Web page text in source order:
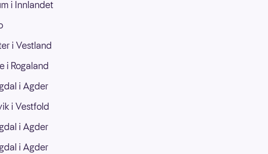
i Innlandet
i Vestland
i Rogaland
i Agder
i Vestfold
i Agder
i Agder